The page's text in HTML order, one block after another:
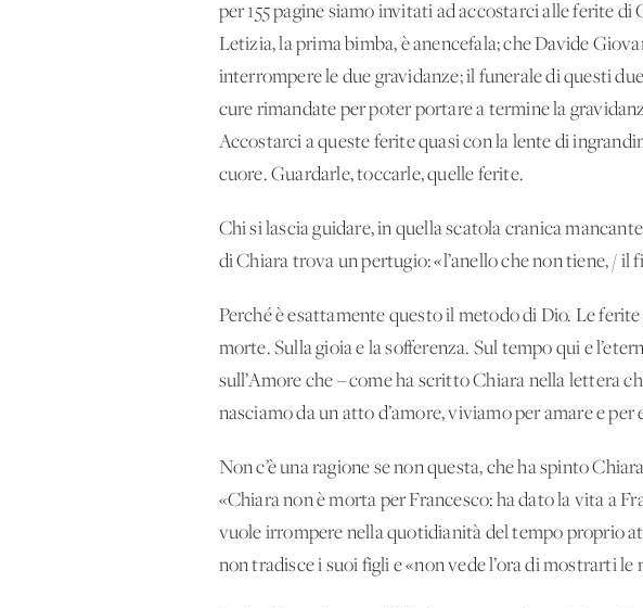
per 155 pagine siamo invitati ad accostarci alle ferite di
Letizia, la prima bimba, è anencefala; che Davide
interrompere le due gravidanze; il funerale di questi
cure rimandate per poter portare a termine la
Accostarci a queste ferite quasi con la lente di
cuore. Guardarle, toccarle, quelle ferite.
Chi si lascia guidare, in quella scatola cranica
di Chiara trova un pertugio: «l’anello che non tiene, /
Perché è esattamente questo il metodo di Dio. Le
morte. Sulla gioia e la sofferenza. Sul tempo qui e
sull’Amore che – come ha scritto Chiara nella lettera
nasciamo da un atto d’amore, viviamo per amare e
Non c’è una ragione se non questa, che ha spinto
«Chiara non è morta per Francesco: ha dato la vita a
vuole irrompere nella quotidianità del tempo proprio
non tradisce i suoi figli e «non vede l’ora di mostrarti le